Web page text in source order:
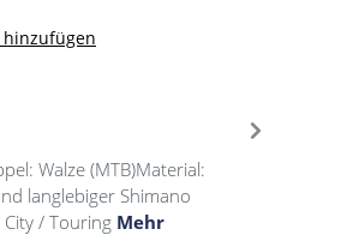
Walze (MTB)Material:
langlebiger Shimano
/ Touring Mehr